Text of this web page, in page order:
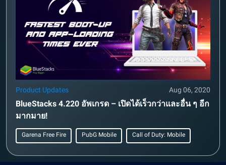
Product Updates Aug 06, 2020
BlueStacks 4.220 อัพเกรด – เปิดได้เร็วกว่าและอื่น ๆ อีก
มากมาย!
Garena Free Fire PubG Mobile Call of Duty: Mobile